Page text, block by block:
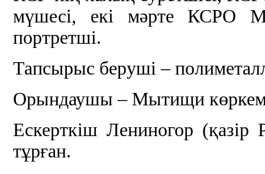
мүшесі, екі мәрте КСРО
портретші.
Тапсырыс беруші –
Орындаушы – Мытищи
Ескерткіш Лениногор
тұрған.